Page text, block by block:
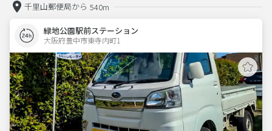
千里山郵便局から 540m
緑地公園駅前ステーション
大阪府豊中市東寺内町1